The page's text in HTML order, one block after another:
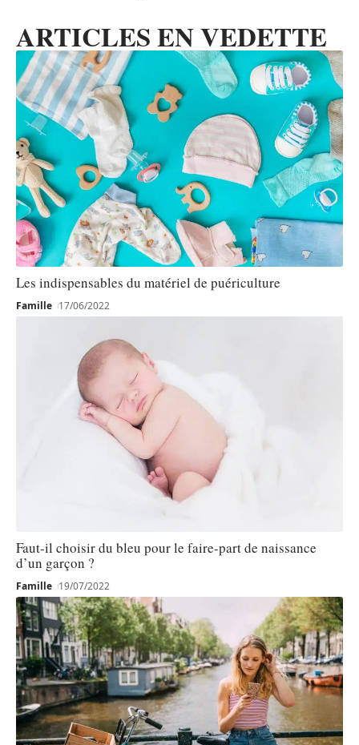
ARTICLES EN VEDETTE
Les indispensables du matériel de puériculture
Famille 17/06/2022
Faut-il choisir du bleu pour le faire-part de naissance
d’un garçon ?
Famille 19/07/2022